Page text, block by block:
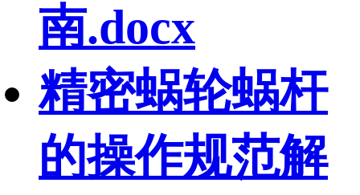
南.docx
精密蜗轮蜗杆
的操作规范解